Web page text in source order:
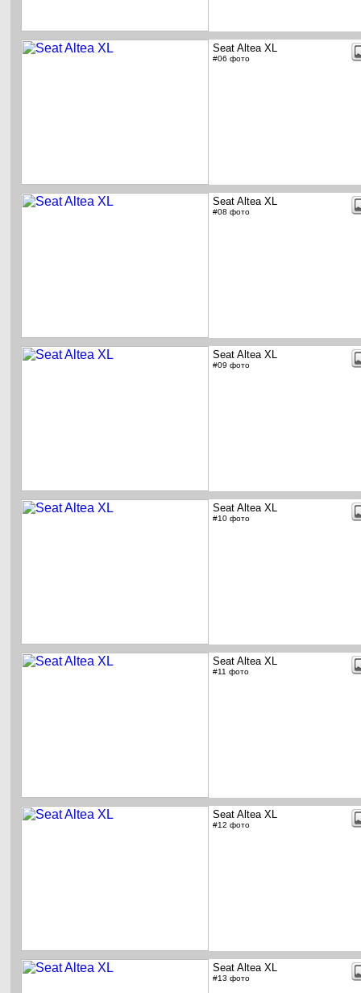
Seat Altea XL
#06 фото
Seat Altea XL
#08 фото
Seat Altea XL
#09 фото
Seat Altea XL
#10 фото
Seat Altea XL
#11 фото
Seat Altea XL
#12 фото
Seat Altea XL
#13 фото